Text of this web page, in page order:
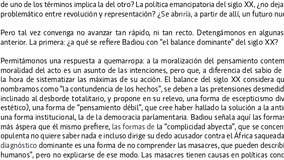
de uno de los términos implica la del otro? La política emancipatoria del siglo XX ¿no
problemático entre revolución y representación? ¿Se abriría , a partir de allí, un futuro
Pero  tal  vez  convenga  no  avanzar  tan  rápido,  ni  tan  recto .  Detengámonos  en
anterior . La primera: ¿a qué se refiere Badiou con “el balance dominante” del siglo XX?
Permitámonos una respuesta a quemarropa: a la moralización del pensamiento
moralidad del acto es un asunto de las intenciones, pero que, a diferencia del sabio de
la  hora  de  sistematizar  las  máximas  de  su  acción .  El  balance  del  siglo  XX  considera
nombramos como “la contundencia de los hechos”, se deben a las pretensiones
inclinado al desborde totalitario, y propone en su relevo, una forma de escepticismo
estético), una forma de “pensamiento débil”, que cree haber hallado la solución a la
una forma institucional, la de la democracia parlamentaria . Badiou señala aquí las
más áspera que él mismo prefiere, las formas de la “complicidad abyecta”, que se
opulenta no quiere saber nada e incluso dirige su dedo acusador contra el África
diagnóstico dominante es una forma de no comprender las masacres, que pueden
humanos”, pero no explicarse de ese modo . Las masacres tienen causas en políticas